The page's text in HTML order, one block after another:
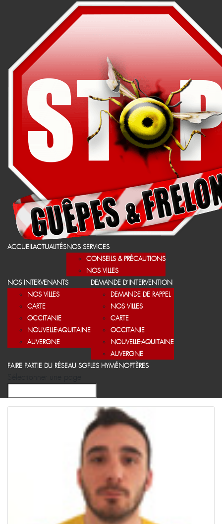
ACCUEILACTUALITÉSNOS SERVICES
CONSEILS & PRÉCAUTIONS
NOS VILLES
NOS INTERVENANTS
NOS VILLES
CARTE
OCCITANIE
NOUVELLE-AQUITAINE
AUVERGNE
DEMANDE D’INTERVENTION
DEMANDE DE RAPPEL
NOS VILLES
CARTE
OCCITANIE
NOUVELLE-AQUITAINE
AUVERGNE
FAIRE PARTIE DU RÉSEAU SGFLES HYMÉNOPTÈRES